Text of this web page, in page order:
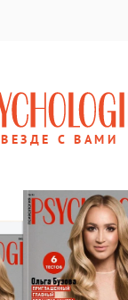
ВЕЗДЕ С ВАМИ